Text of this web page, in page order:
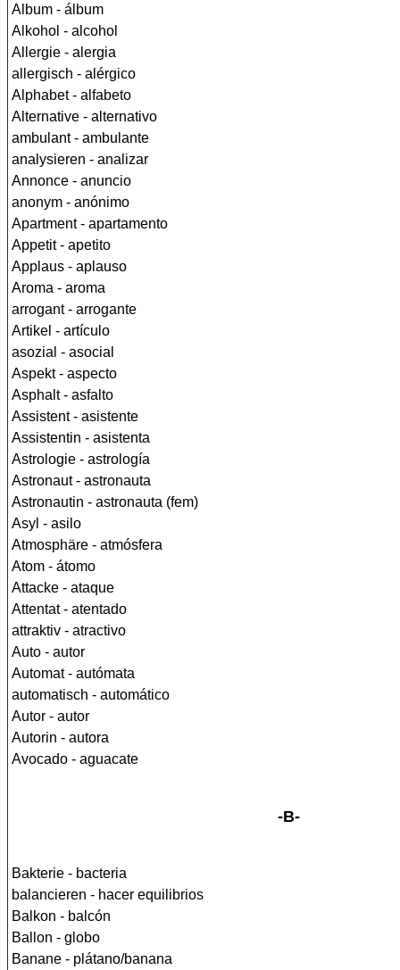
Album - álbum
Alkohol - alcohol
Allergie - alergia
allergisch - alérgico
Alphabet - alfabeto
Alternative - alternativo
ambulant - ambulante
analysieren - analizar
Annonce - anuncio
anonym - anónimo
Apartment - apartamento
Appetit - apetito
Applaus - aplauso
Aroma - aroma
arrogant - arrogante
Artikel - artículo
asozial - asocial
Aspekt - aspecto
Asphalt - asfalto
Assistent - asistente
Assistentin - asistenta
Astrologie - astrología
Astronaut - astronauta
Astronautin - astronauta (fem)
Asyl - asilo
Atmosphäre - atmósfera
Atom - átomo
Attacke - ataque
Attentat - atentado
attraktiv - atractivo
Auto - autor
Automat - autómata
automatisch - automático
Autor - autor
Autorin - autora
Avocado - aguacate
-B-
Bakterie - bacteria
balancieren - hacer equilibrios
Balkon - balcón
Ballon - globo
Banane - plátano/banana